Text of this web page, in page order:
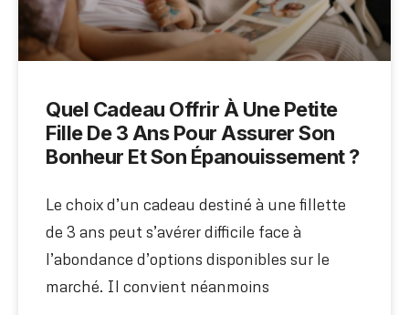
Quel Cadeau Offrir À Une Petite
Fille De 3 Ans Pour Assurer Son
Bonheur Et Son Épanouissement ?
Le choix d’un cadeau destiné à une fillette
de 3 ans peut s’avérer difficile face à
l’abondance d’options disponibles sur le
marché. Il convient néanmoins